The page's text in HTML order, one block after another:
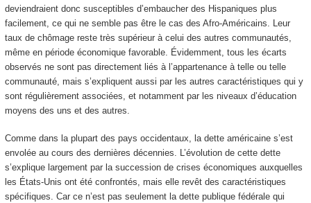
deviendraient donc susceptibles d’embaucher des Hispaniques plus
facilement, ce qui ne semble pas être le cas des Afro-Américains. Leur
taux de chômage reste très supérieur à celui des autres communautés,
même en période économique favorable. Évidemment, tous les écarts
observés ne sont pas directement liés à l’appartenance à telle ou telle
communauté, mais s’expliquent aussi par les autres caractéristiques qui y
sont régulièrement associées, et notamment par les niveaux d’éducation
moyens des uns et des autres.
Comme dans la plupart des pays occidentaux, la dette américaine s’est
envolée au cours des dernières décennies. L’évolution de cette dette
s’explique largement par la succession de crises économiques auxquelles
les États-Unis ont été confrontés, mais elle revêt des caractéristiques
spécifiques. Car ce n’est pas seulement la dette publique fédérale qui